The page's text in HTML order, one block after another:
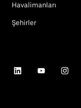
Havalimanları
Şehirler